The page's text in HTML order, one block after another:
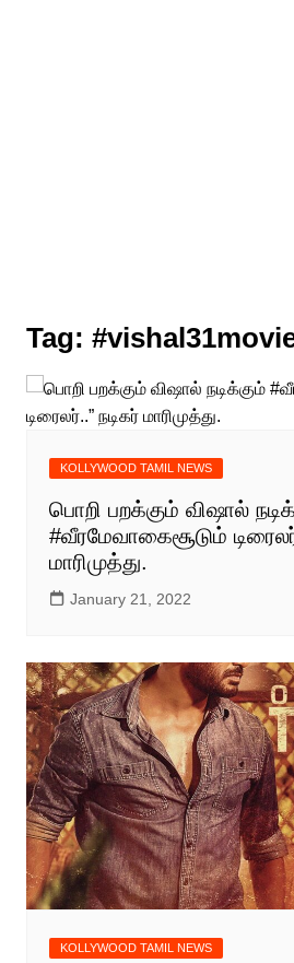
Tag:
KOLLYWOOD TAMIL NEWS
பொறி பறக்கும் விஷால்
#வீரமேவாகைசூடும்
மாரிமுத்து.
January 21, 2022
KOLLYWOOD TAMIL NEWS